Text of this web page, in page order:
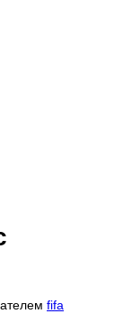
fifa